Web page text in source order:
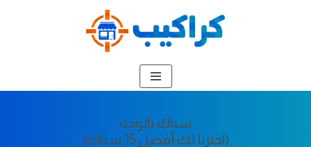
سباك بالوجه
(اخترنا لك أفضل 15 سباك)